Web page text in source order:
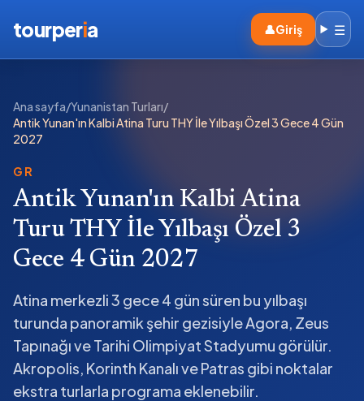
tourperia 👤Giriş ☰
Ana sayfa/Yunanistan Turları/
Antik Yunan'ın Kalbi Atina Turu THY İle Yılbaşı Özel 3 Gece 4 Gün
2027
GR
Antik Yunan'ın Kalbi Atina
Turu THY İle Yılbaşı Özel 3
Gece 4 Gün 2027
Atina merkezli 3 gece 4 gün süren bu yılbaşı
turunda panoramik şehir gezisiyle Agora, Zeus
Tapınağı ve Tarihi Olimpiyat Stadyumu görülür.
Akropolis, Korinth Kanalı ve Patras gibi noktalar
ekstra turlarla programa eklenebilir.